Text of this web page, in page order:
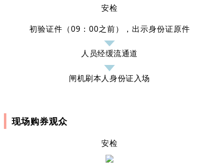
安检
初验证件（09：00之前），出示身份证原件
人员经缓流通道
闸机刷本人身份证入场
现场购券观众
安检